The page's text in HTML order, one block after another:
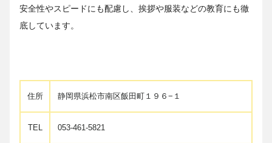
安全性やスピードにも配慮し、挨拶や服装などの教育にも徹
底しています。
住所 静岡県浜松市南区飯田町１９６−１
TEL 053-461-5821